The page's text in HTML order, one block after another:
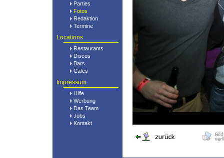
Parties
Fotos
Redaktion
Termine
Locations
Restaurants
Discos
Bars
Cafes
Impressum
Hilfe
Werbung
Das Team
Jobs
Kontakt